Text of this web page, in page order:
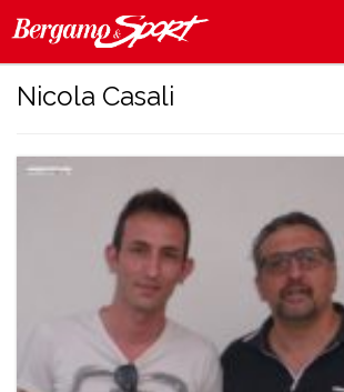
Nicola Casali